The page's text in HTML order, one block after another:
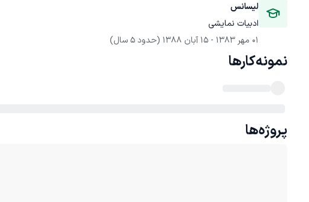
لیسانس
ادبیات نمایشی
01 مهر 1383
- 15 آبان 1388 (حدود 5 سال)
نمونه‌کارها
پروژه‌ها